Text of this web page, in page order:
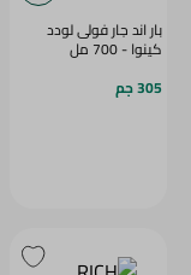
بار اند جار فولى لودد
كينوا - 700 مل
305 جم